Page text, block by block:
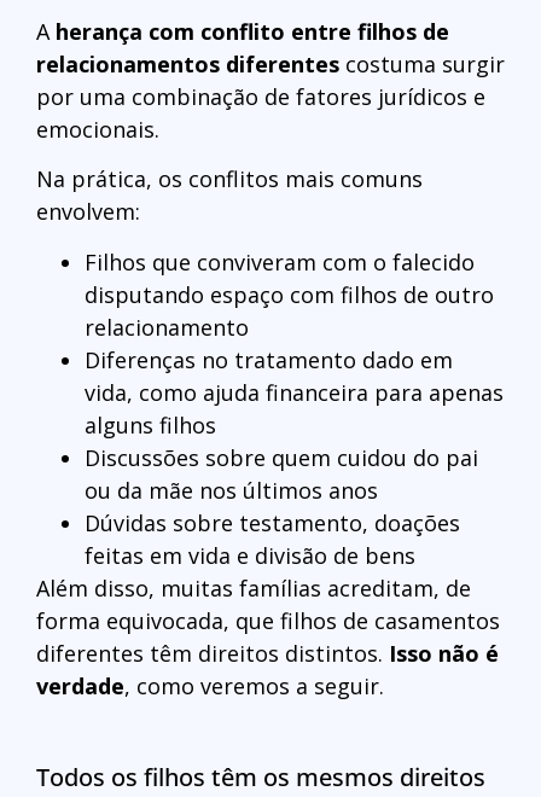
A herança com conflito entre filhos de
relacionamentos diferentes costuma surgir
por uma combinação de fatores jurídicos e
emocionais.
Na prática, os conflitos mais comuns
envolvem:
Filhos que conviveram com o falecido
disputando espaço com filhos de outro
relacionamento
Diferenças no tratamento dado em
vida, como ajuda financeira para apenas
alguns filhos
Discussões sobre quem cuidou do pai
ou da mãe nos últimos anos
Dúvidas sobre testamento, doações
feitas em vida e divisão de bens
Além disso, muitas famílias acreditam, de
forma equivocada, que filhos de casamentos
diferentes têm direitos distintos. Isso não é
verdade, como veremos a seguir.
Todos os filhos têm os mesmos direitos